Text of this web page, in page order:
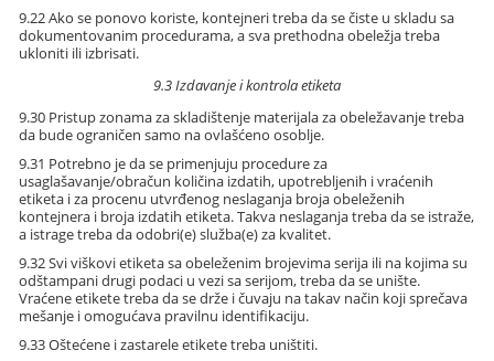
9.22 Ako se ponovo koriste, kontejneri treba da se čiste u skladu sa
dokumentovanim procedurama, a sva prethodna obeležja treba
ukloniti ili izbrisati.
9.3 Izdavanje i kontrola etiketa
9.30 Pristup zonama za skladištenje materijala za obeležavanje treba
da bude ograničen samo na ovlašćeno osoblje.
9.31 Potrebno je da se primenjuju procedure za
usaglašavanje/obračun količina izdatih, upotrebljenih i vraćenih
etiketa i za procenu utvrđenog neslaganja broja obeleženih
kontejnera i broja izdatih etiketa. Takva neslaganja treba da se istraže,
a istrage treba da odobri(e) služba(e) za kvalitet.
9.32 Svi viškovi etiketa sa obeleženim brojevima serija ili na kojima su
odštampani drugi podaci u vezi sa serijom, treba da se unište.
Vraćene etikete treba da se drže i čuvaju na takav način koji sprečava
mešanje i omogućava pravilnu identifikaciju.
9.33 Oštećene i zastarele etikete treba uništiti.